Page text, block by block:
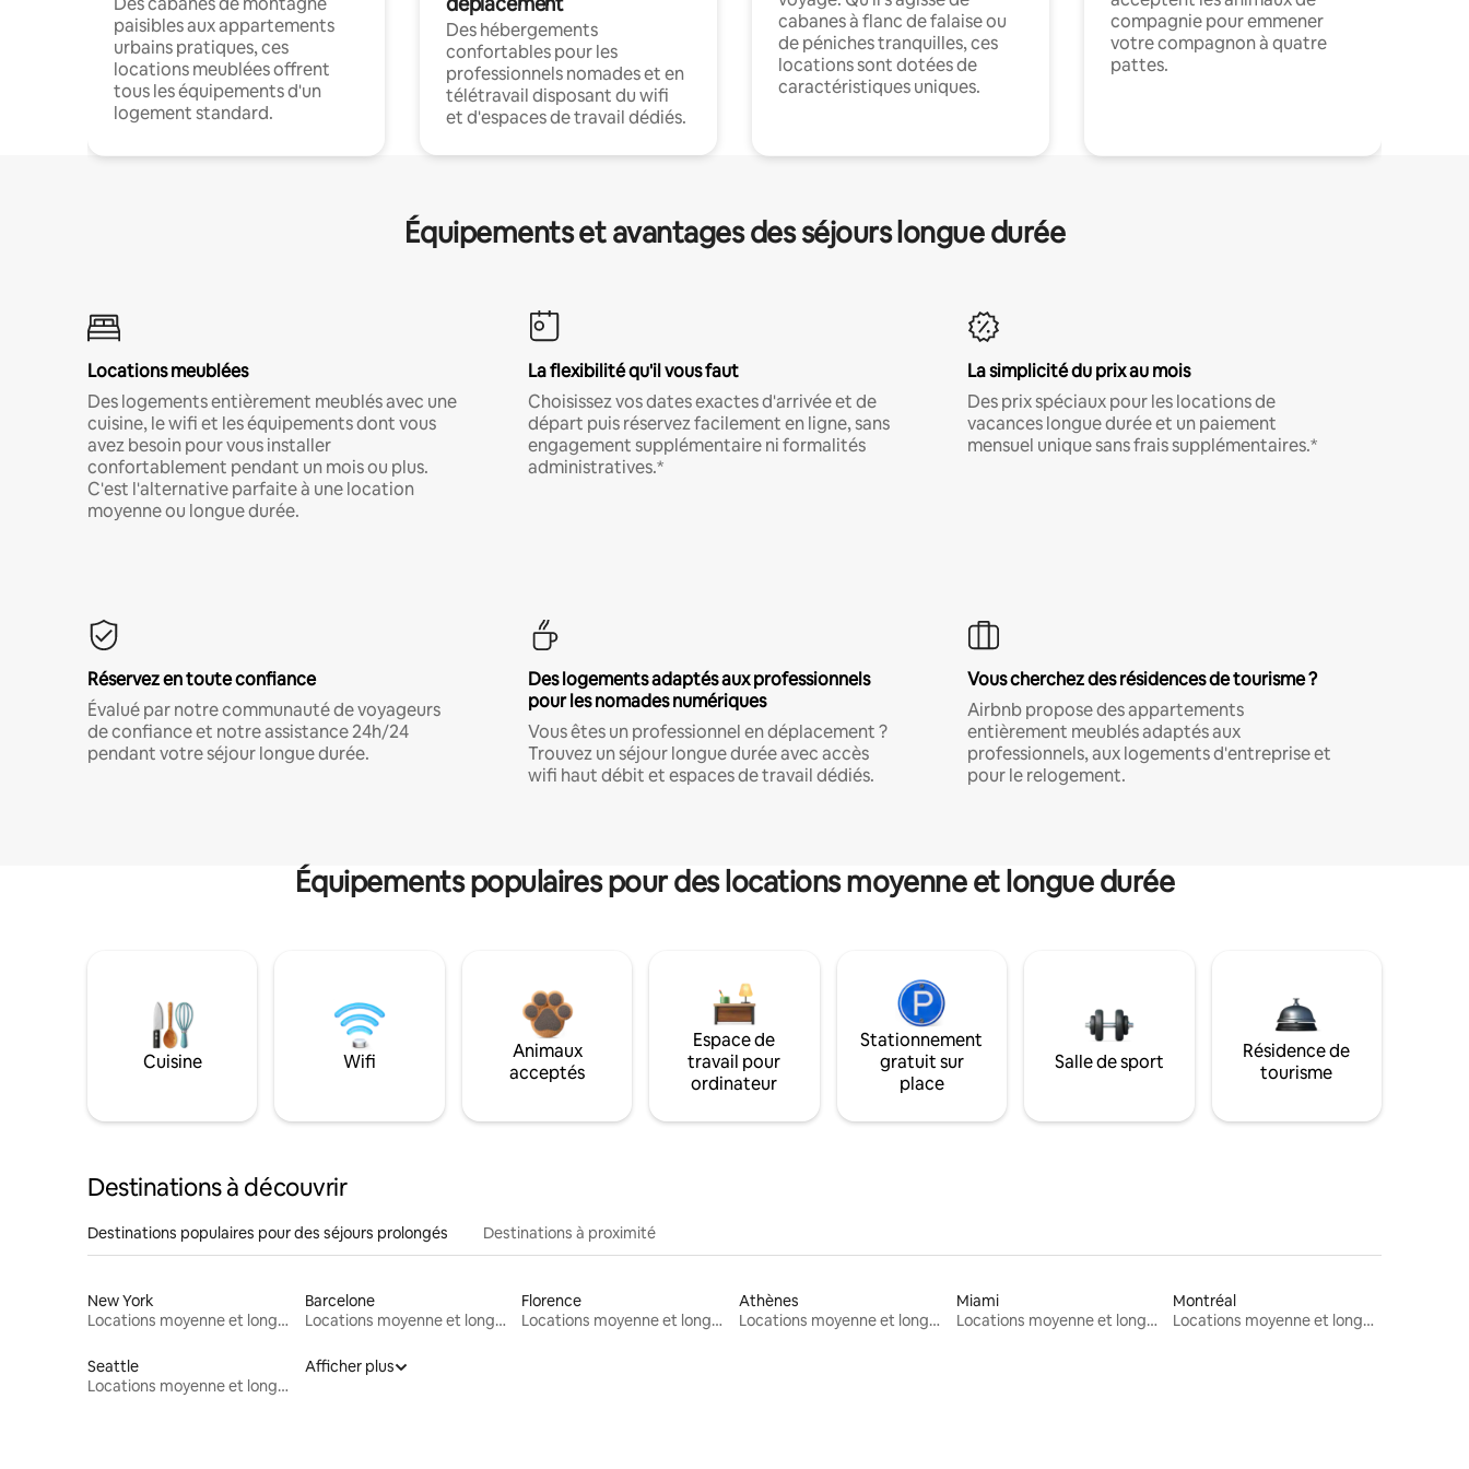
paisibles aux appartements
urbains pratiques, ces
locations meublées offrent
tous les équipements d'un
logement standard.
Des hébergements
confortables pour les
professionnels nomades et en
télétravail disposant du wifi
et d'espaces de travail dédiés.
cabanes à flanc de falaise ou
de péniches tranquilles, ces
locations sont dotées de
caractéristiques uniques.
compagnie pour emmener
votre compagnon à quatre
pattes.
Équipements et avantages des séjours longue durée
Locations meublées
Des logements entièrement meublés avec une
cuisine, le wifi et les équipements dont vous
avez besoin pour vous installer
confortablement pendant un mois ou plus.
C'est l'alternative parfaite à une location
moyenne ou longue durée.
La flexibilité qu'il vous faut
Choisissez vos dates exactes d'arrivée et de
départ puis réservez facilement en ligne, sans
engagement supplémentaire ni formalités
administratives.*
La simplicité du prix au mois
Des prix spéciaux pour les locations de
vacances longue durée et un paiement
mensuel unique sans frais supplémentaires.*
Réservez en toute confiance
Évalué par notre communauté de voyageurs
de confiance et notre assistance 24h/24
pendant votre séjour longue durée.
Des logements adaptés aux professionnels
pour les nomades numériques
Vous êtes un professionnel en déplacement ?
Trouvez un séjour longue durée avec accès
wifi haut débit et espaces de travail dédiés.
Vous cherchez des résidences de tourisme ?
Airbnb propose des appartements
entièrement meublés adaptés aux
professionnels, aux logements d'entreprise et
pour le relogement.
Équipements populaires pour des locations moyenne et longue durée
Cuisine Wifi
Animaux
acceptés
Espace de
travail pour
ordinateur
Stationnement
gratuit sur
place
Salle de sport
Résidence de
tourisme
Destinations à découvrir
Destinations populaires pour des séjours prolongés Destinations à proximité
New York
Locations moyenne et longue durée
Barcelone
Locations moyenne et longue durée
Florence
Locations moyenne et longue durée
Athènes
Locations moyenne et longue durée
Miami
Locations moyenne et longue durée
Montréal
Locations moyenne et longue durée
Seattle
Locations moyenne et longue durée
Afficher plus